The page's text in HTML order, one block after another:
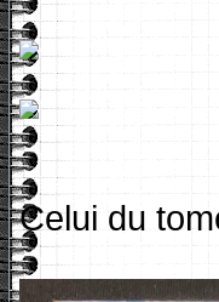
Celui du